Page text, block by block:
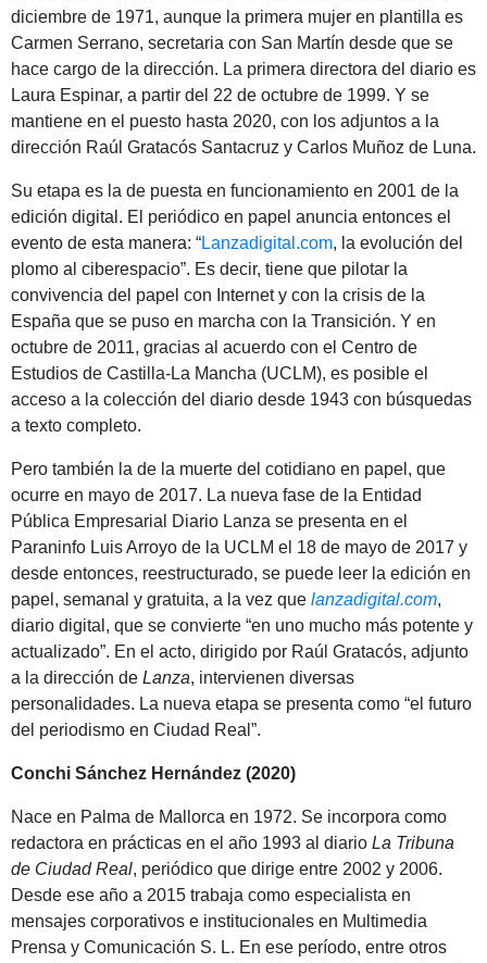
diciembre de 1971, aunque la primera mujer en plantilla es
Carmen Serrano, secretaria con San Martín desde que se
hace cargo de la dirección. La primera directora del diario es
Laura Espinar, a partir del 22 de octubre de 1999. Y se
mantiene en el puesto hasta 2020, con los adjuntos a la
dirección Raúl Gratacós Santacruz y Carlos Muñoz de Luna.
Su etapa es la de puesta en funcionamiento en 2001 de la
edición digital. El periódico en papel anuncia entonces el
evento de esta manera: “Lanzadigital.com, la evolución del
plomo al ciberespacio”. Es decir, tiene que pilotar la
convivencia del papel con Internet y con la crisis de la
España que se puso en marcha con la Transición. Y en
octubre de 2011, gracias al acuerdo con el Centro de
Estudios de Castilla-La Mancha (UCLM), es posible el
acceso a la colección del diario desde 1943 con búsquedas
a texto completo.
Pero también la de la muerte del cotidiano en papel, que
ocurre en mayo de 2017. La nueva fase de la Entidad
Pública Empresarial Diario Lanza se presenta en el
Paraninfo Luis Arroyo de la UCLM el 18 de mayo de 2017 y
desde entonces, reestructurado, se puede leer la edición en
papel, semanal y gratuita, a la vez que lanzadigital.com,
diario digital, que se convierte “en uno mucho más potente y
actualizado”. En el acto, dirigido por Raúl Gratacós, adjunto
a la dirección de Lanza, intervienen diversas
personalidades. La nueva etapa se presenta como “el futuro
del periodismo en Ciudad Real”.
Conchi Sánchez Hernández (2020)
Nace en Palma de Mallorca en 1972. Se incorpora como
redactora en prácticas en el año 1993 al diario La Tribuna
de Ciudad Real, periódico que dirige entre 2002 y 2006.
Desde ese año a 2015 trabaja como especialista en
mensajes corporativos e institucionales en Multimedia
Prensa y Comunicación S. L. En ese período, entre otros